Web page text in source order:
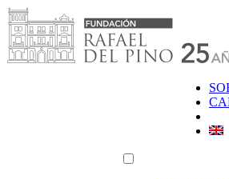
Saltar
al
contenido